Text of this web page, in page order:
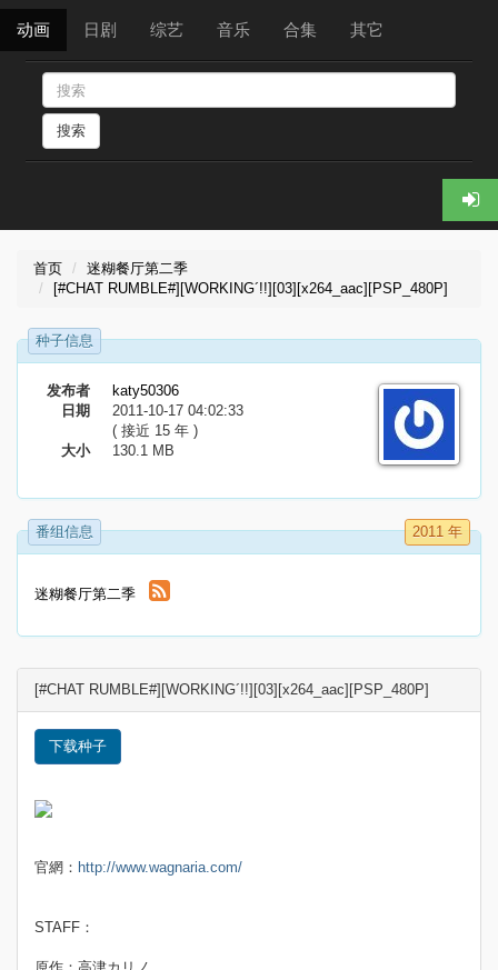
动画 日剧 综艺 音乐 合集 其它
搜索
首页
迷糊餐厅第二季
[#CHAT RUMBLE#][WORKING´!!][03][x264_aac][PSP_480P]
种子信息
发布者
katy50306
日期
2011-10-17 04:02:33
( 接近 15 年 )
大小
130.1 MB
番组信息 2011 年
迷糊餐厅第二季
[#CHAT RUMBLE#][WORKING´!!][03][x264_aac][PSP_480P]
下载种子
官網： http://www.wagnaria.com/
STAFF：